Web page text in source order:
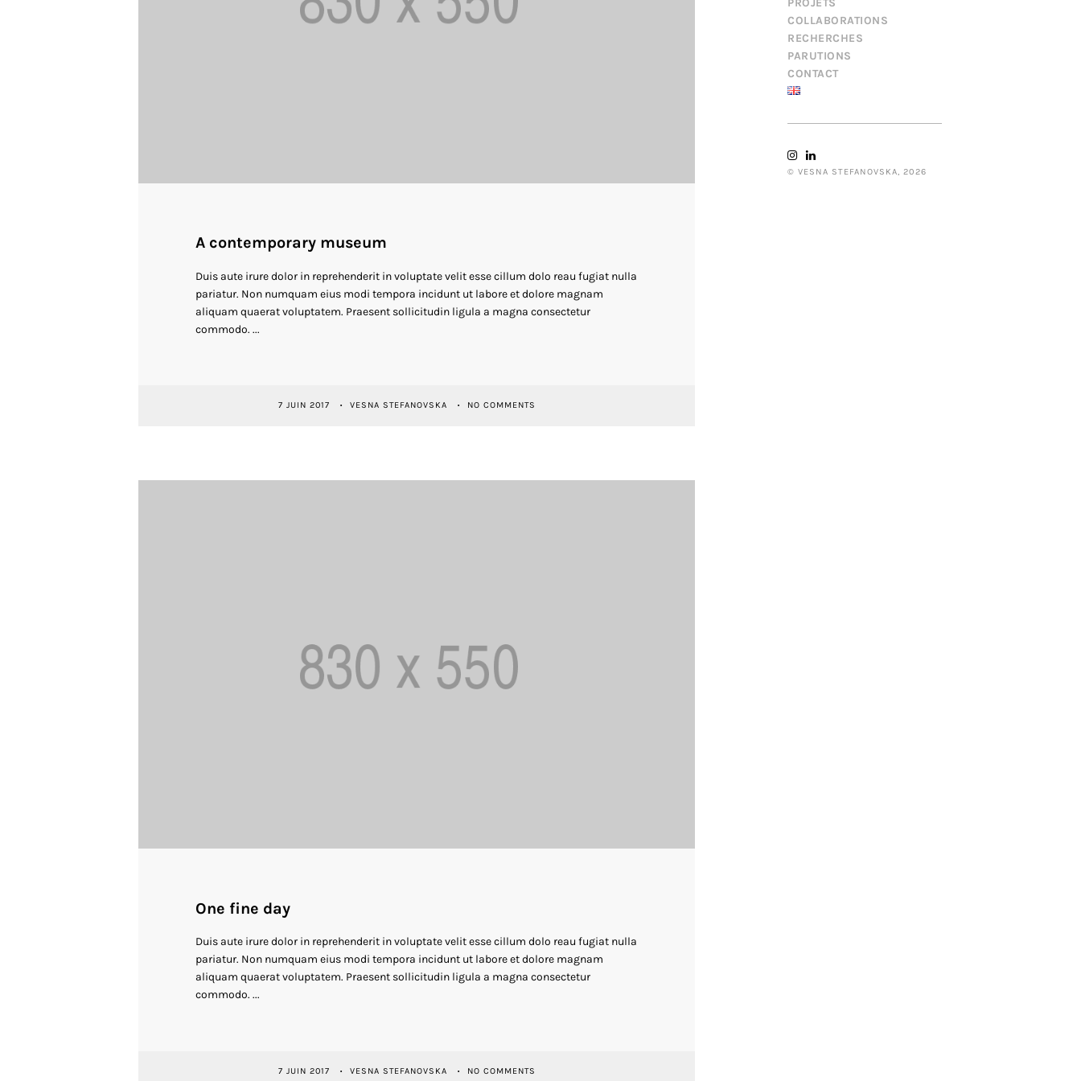
COLLABORATIONS
RECHERCHES
PARUTIONS
CONTACT
© VESNA STEFANOVSKA, 2026
A contemporary museum
Duis aute irure dolor in reprehenderit in voluptate velit esse cillum dolo reau fugiat nulla
pariatur. Non numquam eius modi tempora incidunt ut labore et dolore magnam
aliquam quaerat voluptatem. Praesent sollicitudin ligula a magna consectetur
commodo. ...
7 JUIN 2017 VESNA STEFANOVSKA NO COMMENTS
One fine day
Duis aute irure dolor in reprehenderit in voluptate velit esse cillum dolo reau fugiat nulla
pariatur. Non numquam eius modi tempora incidunt ut labore et dolore magnam
aliquam quaerat voluptatem. Praesent sollicitudin ligula a magna consectetur
commodo. ...
7 JUIN 2017 VESNA STEFANOVSKA NO COMMENTS